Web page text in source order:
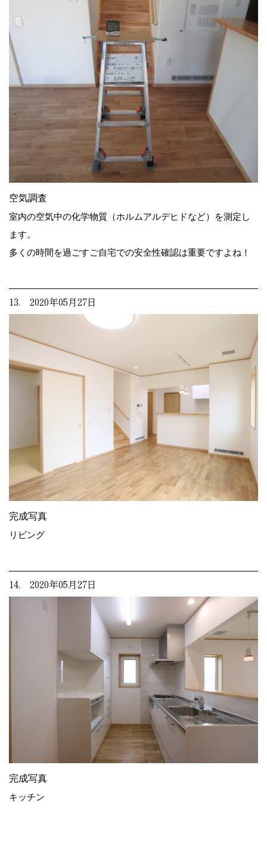
空気調査
室内の空気中の化学物質（ホルムアルデヒドなど）を測定し
ます。
多くの時間を過ごすご自宅での安全性確認は重要ですよね！
13. 2020年05月27日
完成写真
リビング
14. 2020年05月27日
完成写真
キッチン